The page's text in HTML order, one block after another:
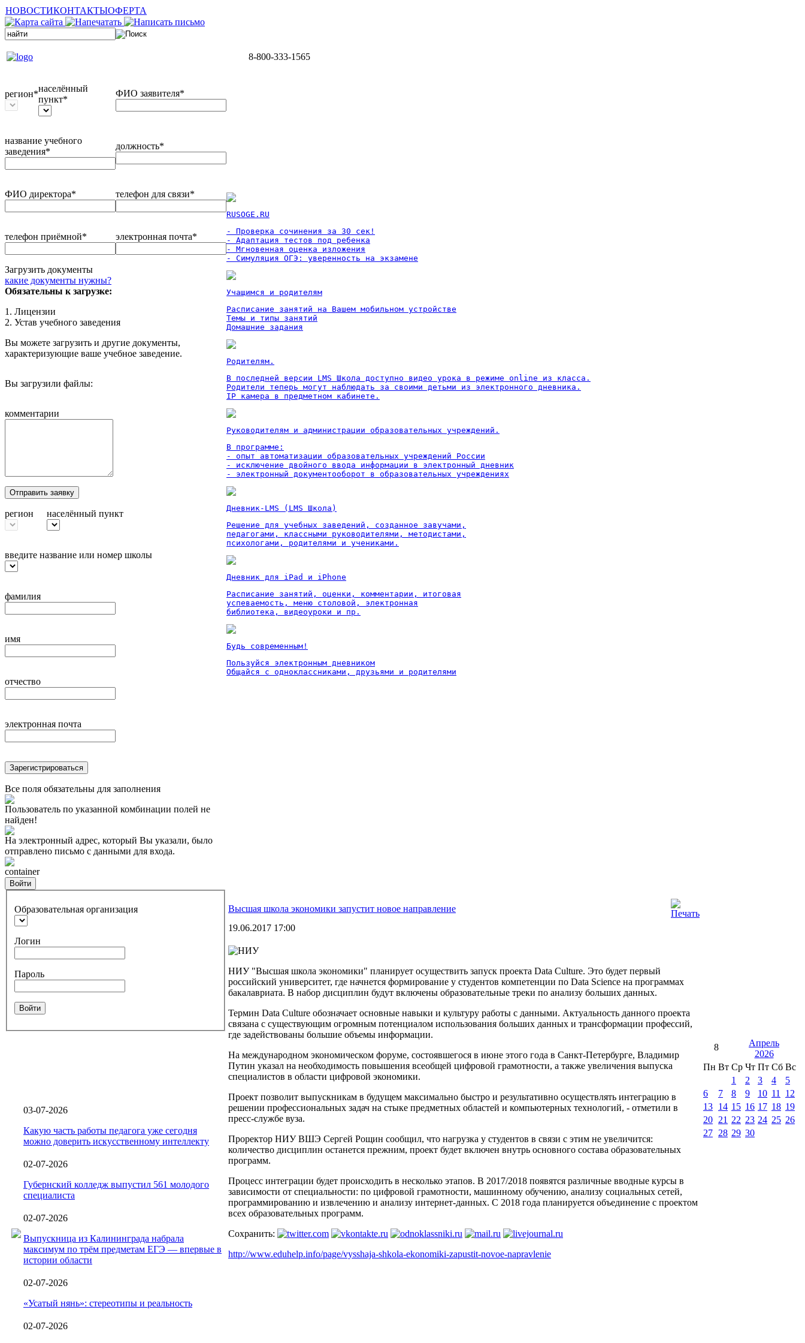
НОВОСТИКОНТАКТЫОФЕРТА
8-800-333-1565
регион*
населённый
пункт*
ФИО заявителя*
название учебного
заведения*
должность*
ФИО директора* телефон для связи*
телефон приёмной* электронная почта*
Загрузить документы
какие документы нужны?
Обязательны к загрузке:
1. Лицензии
2. Устав учебного заведения
Вы можете загрузить и другие документы,
характеризующие ваше учебное заведение.
Вы загрузили файлы:
комментарии
Отправить заявку
регион населённый пункт
введите название или номер школы
фамилия
имя
отчество
электронная почта
Зарегистрироваться
Все поля обязательны для заполнения
Пользователь по указанной комбинации полей не
найден!
На электронный адрес, который Вы указали, было
отправлено письмо с данными для входа.
container
Войти
Образовательная организация
Логин
Пароль
Войти
03-07-2026
Какую часть работы педагога уже сегодня
можно доверить искусственному интеллекту
02-07-2026
Губернский колледж выпустил 561 молодого
специалиста
02-07-2026
Выпускница из Калининграда набрала
максимум по трём предметам ЕГЭ — впервые в
истории области
02-07-2026
«Усатый нянь»: стереотипы и реальность
02-07-2026
RUSOGE.RU
- Проверка сочинения за 30 сек!
- Адаптация тестов под ребенка
- Мгновенная оценка изложения
- Симуляция ОГЭ: уверенность на экзамене
Учащимся и родителям
Расписание занятий на Вашем мобильном устройстве
Темы и типы занятий
Домашние задания
Родителям.
В последней версии LMS Школа доступно видео урока в режиме online из класса.
Родители теперь могут наблюдать за своими детьми из электронного дневника.
IP камера в предметном кабинете.
Руководителям и администрации образовательных учреждений.
В программе:
- опыт автоматизации образовательных учреждений России
- исключение двойного ввода информации в электронный дневник
- электронный документооборот в образовательных учреждениях
Дневник-LMS (LMS Школа)
Решение для учебных заведений, созданное завучами,
педагогами, классными руководителями, методистами,
психологами, родителями и учениками.
Дневник для iPad и iPhone
Расписание занятий, оценки, комментарии, итоговая
успеваемость, меню столовой, электронная
библиотека, видеоуроки и пр.
Будь современным!
Пользуйся электронным дневником
Общайся с одноклассниками, друзьями и родителями
Высшая школа экономики запустит новое направление
19.06.2017 17:00
НИУ "Высшая школа экономики" планирует осуществить запуск проекта Data Culture. Это будет первый
российский университет, где начнется формирование у студентов компетенции по Data Science на программах
бакалавриата. В набор дисциплин будут включены образовательные треки по анализу больших данных.
Термин Data Culture обозначает основные навыки и культуру работы с данными. Актуальность данного проекта
связана с существующим огромным потенциалом использования больших данных и трансформации профессий,
где задействованы большие объемы информации.
На международном экономическом форуме, состоявшегося в июне этого года в Санкт-Петербурге, Владимир
Путин указал на необходимость повышения всеобщей цифровой грамотности, а также увеличения выпуска
специалистов в области цифровой экономики.
Проект позволит выпускникам в будущем максимально быстро и результативно осуществлять интеграцию в
решении профессиональных задач на стыке предметных областей и компьютерных технологий, - отметили в
пресс-службе вуза.
Проректор НИУ ВШЭ Сергей Рощин сообщил, что нагрузка у студентов в связи с этим не увеличится:
количество дисциплин останется прежним, проект будет включен внутрь основного состава образовательных
программ.
Процесс интеграции будет происходить в несколько этапов. В 2017/2018 появятся различные вводные курсы в
зависимости от специальности: по цифровой грамотности, машинному обучению, анализу социальных сетей,
программированию и извлечению и анализу интернет-данных. С 2018 года планируется объединение с проектом
всех образовательных программ.
Сохранить:
http://www.eduhelp.info/page/vysshaja-shkola-ekonomiki-zapustit-novoe-napravlenie
8
Апрель
2026
Пн Вт Ср Чт Пт Сб Вс
1
2 3 4
5
6
7 8 9 10 11
12
13 14 15 16 17 18 19
20 21 22 23 24 25 26
27 28 29 30